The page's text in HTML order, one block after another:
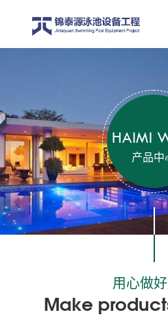
HAIMI
产品中
用心做
Make